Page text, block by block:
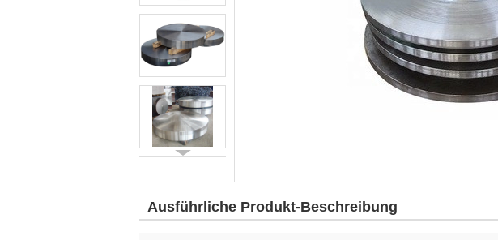
Ausführliche Produkt-Beschreibung